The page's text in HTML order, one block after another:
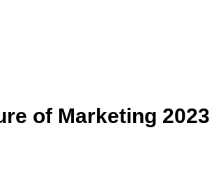
of Marketing 2023